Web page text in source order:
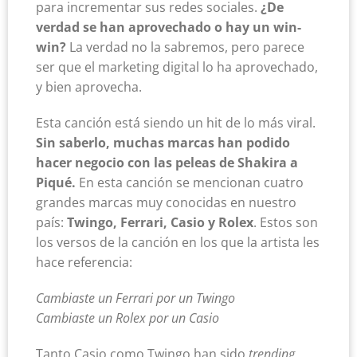
para incrementar sus redes sociales. ¿De
verdad se han aprovechado o hay un win-
win? La verdad no la sabremos, pero parece
ser que el marketing digital lo ha aprovechado,
y bien aprovecha.
Esta canción está siendo un hit de lo más viral.
Sin saberlo, muchas marcas han podido
hacer negocio con las peleas de Shakira a
Piqué. En esta canción se mencionan cuatro
grandes marcas muy conocidas en nuestro
país: Twingo, Ferrari, Casio y Rolex. Estos son
los versos de la canción en los que la artista les
hace referencia:
Cambiaste un Ferrari por un Twingo
Cambiaste un Rolex por un Casio